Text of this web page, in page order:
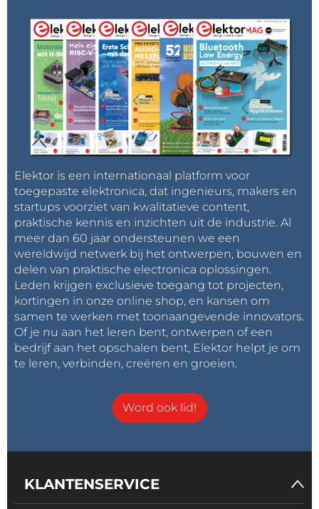
Elektor is een internationaal platform voor
toegepaste elektronica, dat ingenieurs, makers en
startups voorziet van kwalitatieve content,
praktische kennis en inzichten uit de industrie. Al
meer dan 60 jaar ondersteunen we een
wereldwijd netwerk bij het ontwerpen, bouwen en
delen van praktische electronica oplossingen.
Leden krijgen exclusieve toegang tot projecten,
kortingen in onze online shop, en kansen om
samen te werken met toonaangevende innovators.
Of je nu aan het leren bent, ontwerpen of een
bedrijf aan het opschalen bent, Elektor helpt je om
te leren, verbinden, creëren en groeien.
Word ook lid!
KLANTENSERVICE